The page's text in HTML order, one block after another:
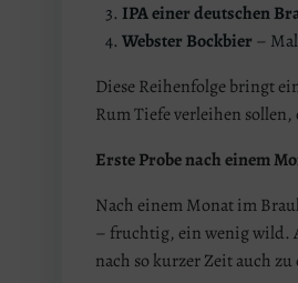
IPA einer deutschen
Webster Bockbier –
Diese Reihenfolge bringt
Rum Tiefe verleihen
Erste Probe nach einem
Nach einem Monat im
– fruchtig, ein wenig wild.
nach so kurzer Zeit auch